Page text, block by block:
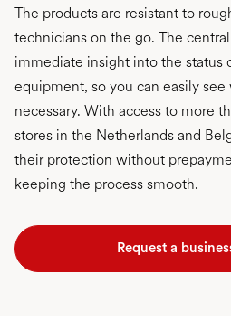
The products are resistant to
technicians on the go. The
immediate insight into the status
equipment, so you can easily
necessary. With access to more
stores in the Netherlands and
their protection without
keeping the process smooth.
Request a